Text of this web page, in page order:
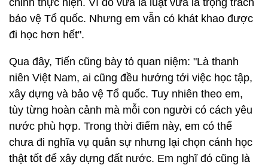
chỉnh thực hiện. Vì đó vừa là luật vừa là trọng trách
bảo vệ Tổ quốc. Nhưng em vẫn có khát khao được
đi học hơn hết".
Qua đây, Tiến cũng bày tỏ quan niệm: "Là thanh
niên Việt Nam, ai cũng đều hướng tới việc học tập,
xây dựng và bảo vệ Tổ quốc. Tuy nhiên theo em,
tùy từng hoàn cảnh mà mỗi con người có cách yêu
nước phù hợp. Trong thời điểm này, em có thể
chưa đi nghĩa vụ quân sự nhưng lại chọn cánh học
thật tốt để xây dựng đất nước. Em nghĩ đó cũng là